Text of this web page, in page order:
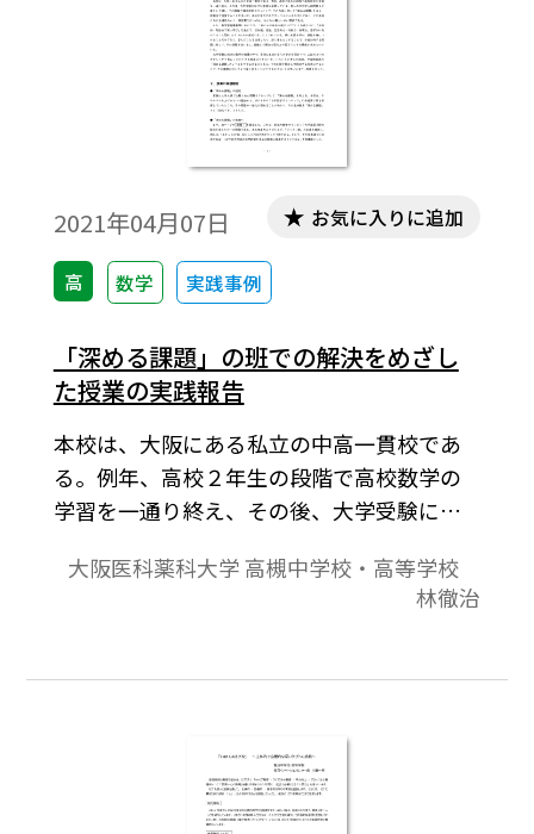
2021年04月07日
高 数学 実践事例
お気に入りに追加
「深める課題」の班での解決をめざし
た授業の実践報告
本校は、大阪にある私立の中高一貫校であ
る。例年、高校２年生の段階で高校数学の
学習を一通り終え、その後、大学受験に向
で、学力や目標が多様な生徒の「主体的・
対話的で深い学び」を育むことのできる授
学オリンピックなど「深める課題」を班で
大阪医科薬科大学 高槻中学校・高等学校
林徹治